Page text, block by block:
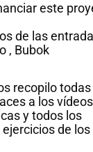
este
de las
, Bubok
recopilo
a los
y todos los
de